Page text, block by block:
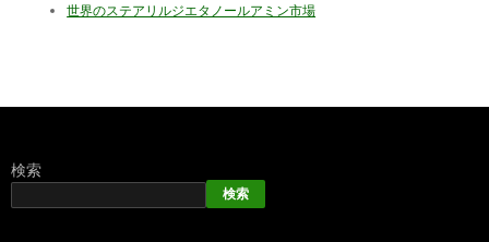
世界のステアリルジエタノールアミン市場
検索
検索